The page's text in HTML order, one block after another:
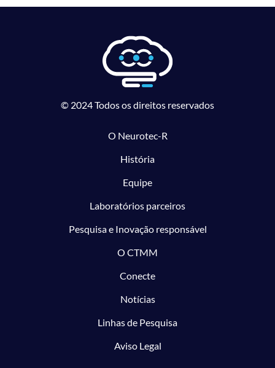
© 2024 Todos os direitos reservados
O Neurotec-R
História
Equipe
Laboratórios parceiros
Pesquisa e Inovação responsável
O CTMM
Conecte
Notícias
Linhas de Pesquisa
Aviso Legal